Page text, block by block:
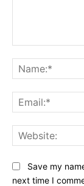
Save my
next time I